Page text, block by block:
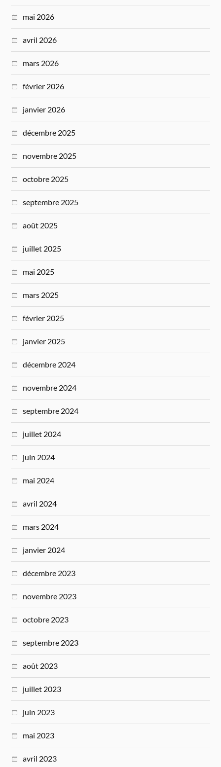
mai 2026
avril 2026
mars 2026
février 2026
janvier 2026
décembre 2025
novembre 2025
octobre 2025
septembre 2025
août 2025
juillet 2025
mai 2025
mars 2025
février 2025
janvier 2025
décembre 2024
novembre 2024
septembre 2024
juillet 2024
juin 2024
mai 2024
avril 2024
mars 2024
janvier 2024
décembre 2023
novembre 2023
octobre 2023
septembre 2023
août 2023
juillet 2023
juin 2023
mai 2023
avril 2023